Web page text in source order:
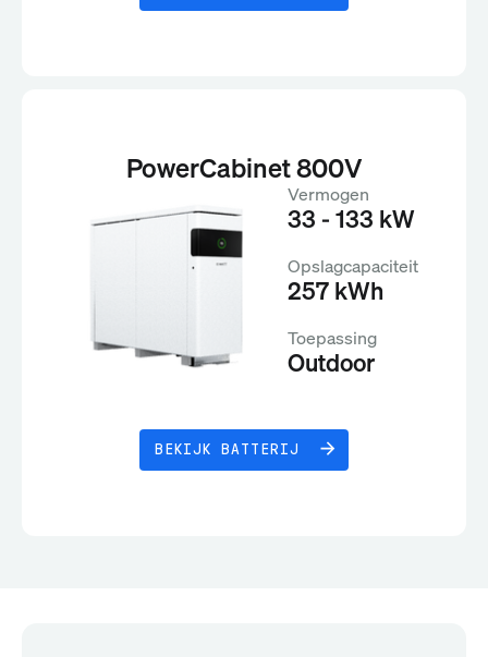
PowerCabinet 800V
Vermogen
33 - 133 kW
Opslagcapaciteit
257 kWh
Toepassing
Outdoor
BEKIJK BATTERIJ